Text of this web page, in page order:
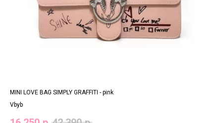
MINI LOVE BAG SIMPLY GRAFFITI - pink
Vbyb